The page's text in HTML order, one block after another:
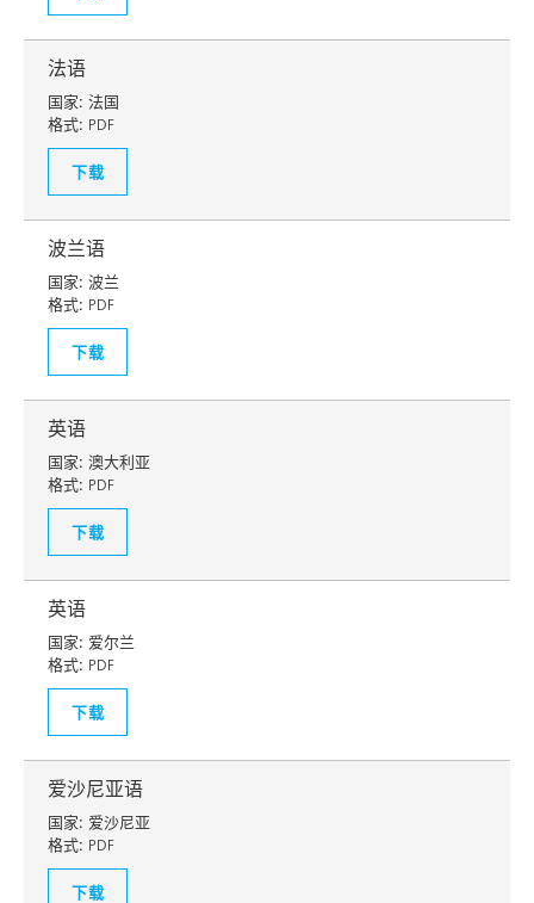
法语
国家: 法国
格式: PDF
下载
波兰语
国家: 波兰
格式: PDF
下载
英语
国家: 澳大利亚
格式: PDF
下载
英语
国家: 爱尔兰
格式: PDF
下载
爱沙尼亚语
国家: 爱沙尼亚
格式: PDF
下载